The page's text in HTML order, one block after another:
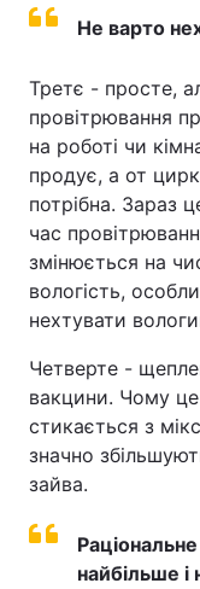
Не варто
Третє - просте,
провітрювання
на роботі чи
продує, а от
потрібна. Зараз
час
змінюється на
вологість,
нехтувати
Четверте -
вакцини. Чому
стикається з
значно
зайва.
найбільше